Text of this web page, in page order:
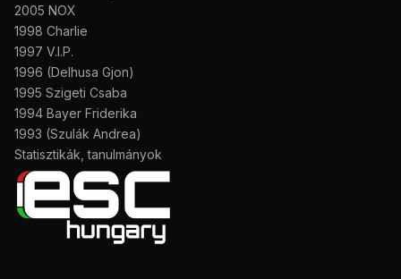
2005 NOX
1998 Charlie
1997 V.I.P.
1996 (Delhusa Gjon)
1995 Szigeti Csaba
1994 Bayer Friderika
1993 (Szulák Andrea)
Statisztikák, tanulmányok